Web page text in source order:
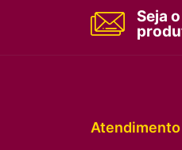
Seja
Atendimento